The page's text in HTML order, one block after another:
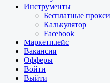
Инструменты
Бесплатные прокси
Калькулятор
Facebook
Маркетплейс
Вакансии
Офферы
Войти
Выйти